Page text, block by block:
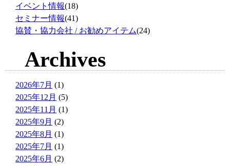
イベント情報(18)
セミナー情報(41)
協賛・協力会社 / お勧めアイテム(24)
Archives
2026年7月 (1)
2025年12月 (5)
2025年11月 (1)
2025年9月 (2)
2025年8月 (1)
2025年7月 (1)
2025年6月 (2)